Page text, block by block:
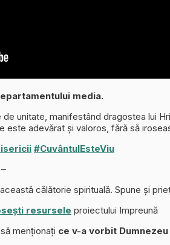
media.
unitate, manifestând dragostea lui
adevărat și valoros, fără să
#CuvântulEsteViu
călătorie spirituală. Spune și
resursele proiectului Impreună
menționați ce v-a vorbit